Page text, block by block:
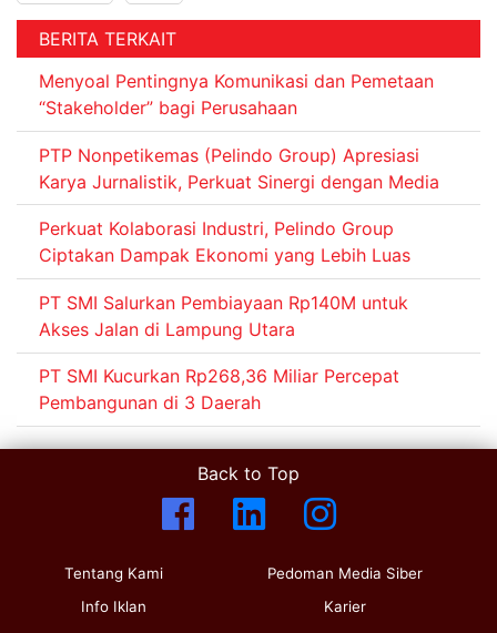
BERITA TERKAIT
Menyoal Pentingnya Komunikasi dan Pemetaan
“Stakeholder” bagi Perusahaan
PTP Nonpetikemas (Pelindo Group) Apresiasi
Karya Jurnalistik, Perkuat Sinergi dengan Media
Perkuat Kolaborasi Industri, Pelindo Group
Ciptakan Dampak Ekonomi yang Lebih Luas
PT SMI Salurkan Pembiayaan Rp140M untuk
Akses Jalan di Lampung Utara
PT SMI Kucurkan Rp268,36 Miliar Percepat
Pembangunan di 3 Daerah
Back to Top
Tentang Kami
Info Iklan
Pedoman Media Siber
Karier